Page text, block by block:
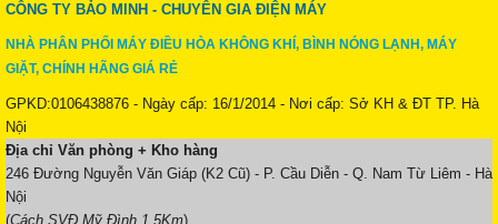
CÔNG TY BẢO MINH - CHUYÊN GIA ĐIỆN MÁY
NHÀ PHÂN PHỐI MÁY ĐIỀU HÒA KHÔNG KHÍ, BÌNH NÓNG LẠNH, MÁY
GIẶT, CHÍNH HÃNG GIÁ RẺ
GPKD:0106438876 - Ngày cấp: 16/1/2014 - Nơi cấp: Sở KH & ĐT TP. Hà
Nội
Địa chỉ Văn phòng + Kho hàng
246 Đường Nguyễn Văn Giáp (K2 Cũ) - P. Cầu Diễn - Q. Nam Từ Liêm - Hà
Nội
(Cách SVĐ Mỹ Đình 1.5Km)